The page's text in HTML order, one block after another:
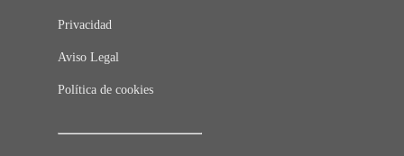
Privacidad
Aviso Legal
Política de cookies